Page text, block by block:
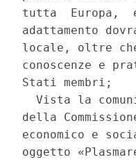
tutta  Europa,
adattamento
locale, oltre
conoscenze e
Stati membri;
Vista la
della
economico e
oggetto